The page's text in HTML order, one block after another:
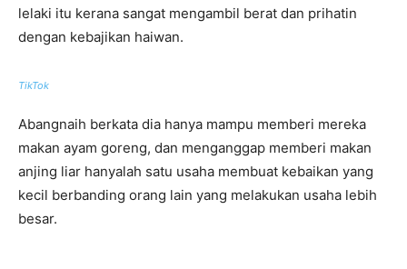
lelaki itu kerana sangat mengambil berat dan prihatin
dengan kebajikan haiwan.
TikTok
Abangnaih berkata dia hanya mampu memberi mereka
makan ayam goreng, dan menganggap memberi makan
anjing liar hanyalah satu usaha membuat kebaikan yang
kecil berbanding orang lain yang melakukan usaha lebih
besar.